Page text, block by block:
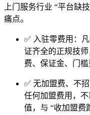
上门服务行业 “平台缺
痛点。
✅ 入驻零费用 ：
证齐全的正规技师
费、保证金、门槛
✅ 无加盟费、不
任何加盟费用，
值，与 “收加盟费